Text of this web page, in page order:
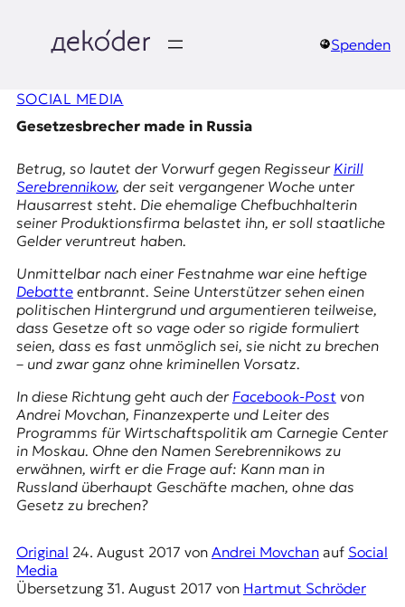
springen
e
k
o
d
e
r
|
D
E
K
O
D
E
R
Spenden
SOCIAL MEDIA
Gesetzesbrecher made in Russia
Betrug, so lautet der Vorwurf gegen Regisseur Kirill
Serebrennikow, der seit vergangener Woche unter
Hausarrest steht. Die ehemalige Chefbuchhalterin
seiner Produktionsfirma belastet ihn, er soll staatliche
Gelder veruntreut haben.
Unmittelbar nach einer Festnahme war eine heftige
Debatteentbrannt. Seine Unterstützer sehen einen
politischen Hintergrund und argumentieren teilweise,
dass Gesetze oft so vage oder so rigide formuliert
seien, dass es fast unmöglich sei, sie nicht zu brechen
– und zwar ganz ohne kriminellen Vorsatz.
In diese Richtung geht auch der Facebook-Post von
Andrei Movchan, Finanzexperte und Leiter des
Programms für Wirtschaftspolitik am Carnegie Center
in Moskau. Ohne den Namen Serebrennikows zu
erwähnen, wirft er die Frage auf: Kann man in
Russland überhaupt Geschäfte machen, ohne das
Gesetz zu brechen?
Original 24. August 2017 von Andrei Movchanauf Social
Media
Übersetzung 31. August 2017 von Hartmut Schröder